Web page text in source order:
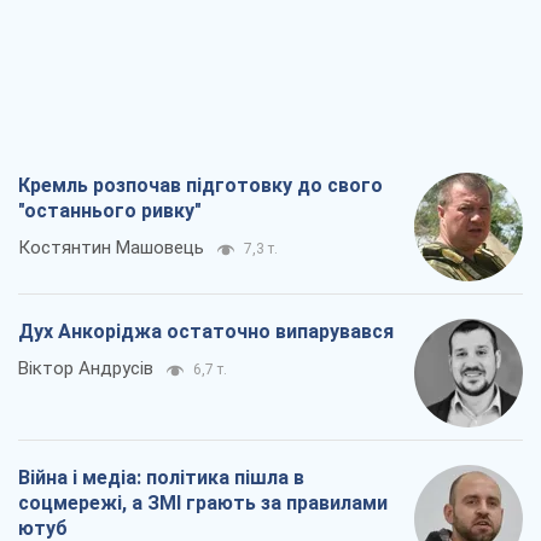
Кремль розпочав підготовку до свого
"останнього ривку"
Костянтин Машовець 7,3 т.
Дух Анкоріджа остаточно випарувався
Віктор Андрусів 6,7 т.
Війна і медіа: політика пішла в
соцмережі, а ЗМІ грають за правилами
ютуб